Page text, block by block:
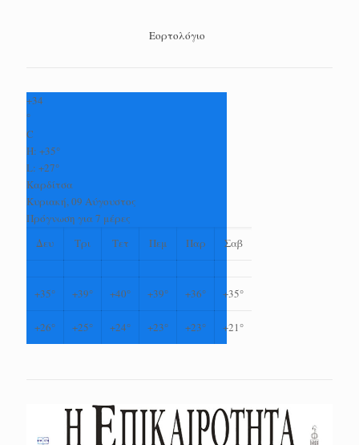
Εορτολόγιο
+34
°
C
H: +35°
L: +27°
Καρδίτσα
Κυριακή, 09 Αύγουστος
Πρόγνωση για 7 μέρες
Δευ
Τρι Τετ Πεμ Παρ Σαβ
+35° +39° +40° +39° +36° +35°
+26° +25° +24° +23° +23° +21°